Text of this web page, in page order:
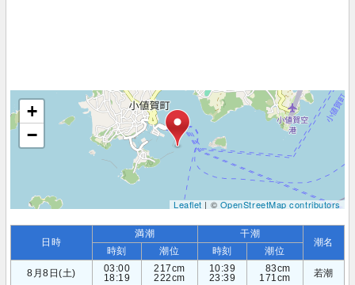
+
−
Leaflet| ©OpenStreetMap contributors
日時
満潮 干潮
潮名
時刻 潮位 時刻
潮位
8月8日(土)
03:00
18:19
217cm
222cm
10:39
23:39
83cm
171cm
若潮